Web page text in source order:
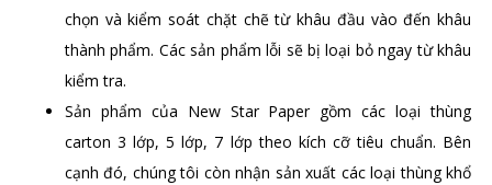
chọn và kiểm soát chặt chẽ từ khâu đầu vào đến khâu
thành phẩm. Các sản phẩm lỗi sẽ bị loại bỏ ngay từ khâu
kiểm tra.
Sản phẩm của New Star Paper gồm các loại thùng
carton 3 lớp, 5 lớp, 7 lớp theo kích cỡ tiêu chuẩn. Bên
cạnh đó, chúng tôi còn nhận sản xuất các loại thùng khổ